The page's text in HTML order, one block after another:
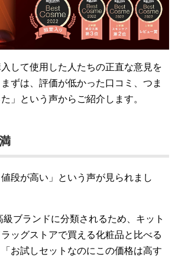
して使用した人たちの正直な意見を
ずは、評価が低かった口コミ、つま
」という声からご紹介します。
値段が高い」という声が見られまし
級ブランドに分類されるため、キット
ッグストアで買える化粧品と比べる
お試しセットなのにこの価格は高す